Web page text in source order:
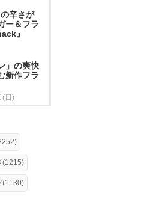
辛さが
ー＆フラ
』
」の爽快
新作フラ
(日)
(1215)
(1130)